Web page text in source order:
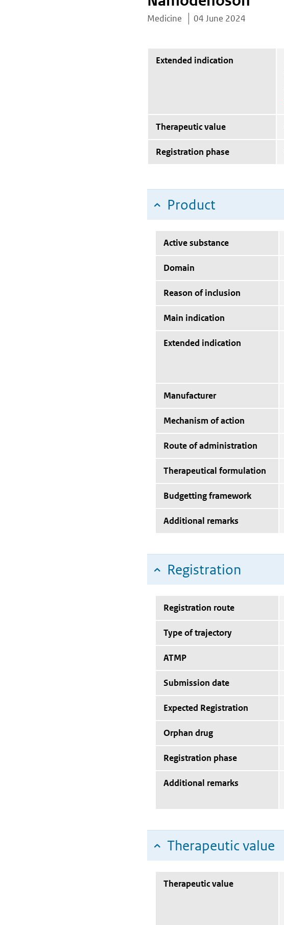
Medicine 04 June 2024
Extended indication
Therapeutic value
Registration phase
Product
Active substance
Domain
Reason of inclusion
Main indication
Extended indication
Manufacturer
Mechanism of action
Route of administration
Therapeutical formulation
Budgetting framework
Additional remarks
Registration
Registration route
Type of trajectory
ATMP
Submission date
Expected Registration
Orphan drug
Registration phase
Additional remarks
Therapeutic value
Therapeutic value